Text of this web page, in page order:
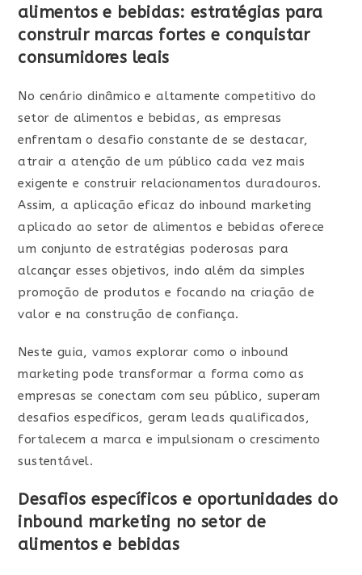
alimentos e bebidas: estratégias para
construir marcas fortes e conquistar
consumidores leais
No cenário dinâmico e altamente competitivo do
setor de alimentos e bebidas, as empresas
enfrentam o desafio constante de se destacar,
atrair a atenção de um público cada vez mais
exigente e construir relacionamentos duradouros.
Assim, a aplicação eficaz do inbound marketing
aplicado ao setor de alimentos e bebidas oferece
um conjunto de estratégias poderosas para
alcançar esses objetivos, indo além da simples
promoção de produtos e focando na criação de
valor e na construção de confiança.
Neste guia, vamos explorar como o inbound
marketing pode transformar a forma como as
empresas se conectam com seu público, superam
desafios específicos, geram leads qualificados,
fortalecem a marca e impulsionam o crescimento
sustentável.
Desafios específicos e oportunidades do
inbound marketing no setor de
alimentos e bebidas